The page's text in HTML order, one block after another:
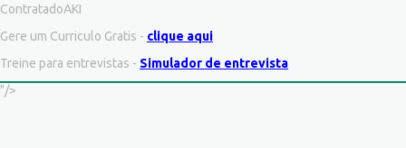
ContratadoAKI
Gere um Curriculo Gratis - clique aqui
Treine para entrevistas - Simulador de entrevista
"/>